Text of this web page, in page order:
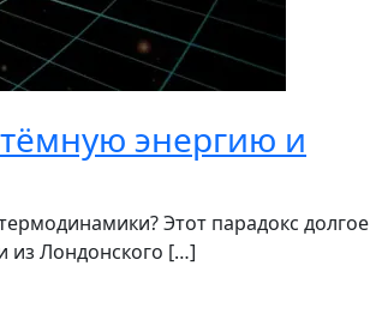
энергию и
Этот парадокс долгое
из Лондонского […]